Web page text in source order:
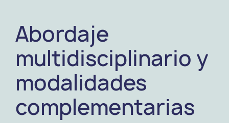
Abordaje
multidisciplinario y
modalidades
complementarias